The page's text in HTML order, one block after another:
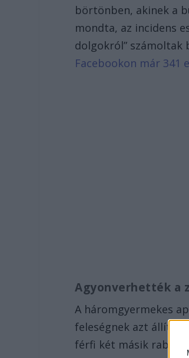
börtönben, akinek a
mondta, az incidens
dolgokról” számoltak
Facebookon már 341
Agyonverhették a
A háromgyermekes
feleségnek azt
férfi két másik rabbal